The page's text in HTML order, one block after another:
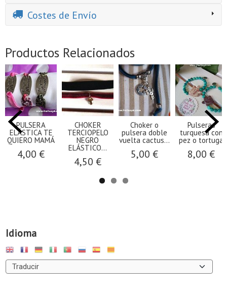
Idioma
Costes de Envío
Productos Relacionados
PULSERA
ELÁSTICA TE
QUIERO MAMÁ
4,00 €
CHOKER
TERCIOPELO
NEGRO
ELÁSTICO...
4,50 €
Choker o
pulsera doble
vuelta cactus...
5,00 €
Pulseras
turquesa con
pez o tortuga
8,00 €